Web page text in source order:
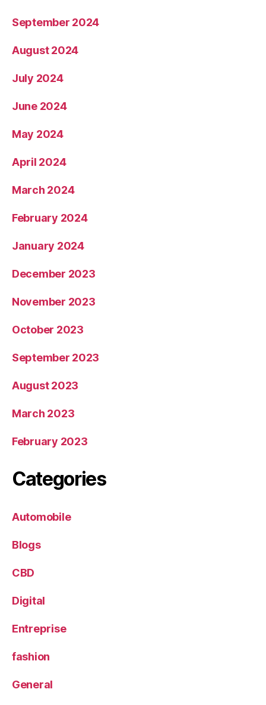
September 2024
August 2024
July 2024
June 2024
May 2024
April 2024
March 2024
February 2024
January 2024
December 2023
November 2023
October 2023
September 2023
August 2023
March 2023
February 2023
Categories
Automobile
Blogs
CBD
Digital
Entreprise
fashion
General